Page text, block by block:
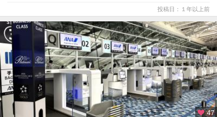
投稿日：１年以上前
47